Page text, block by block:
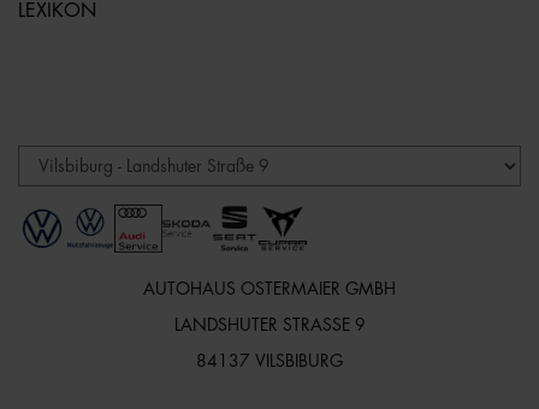
LEXIKON
AUTOHAUS OSTERMAIER GMBH
LANDSHUTER STRASSE 9
84137 VILSBIBURG